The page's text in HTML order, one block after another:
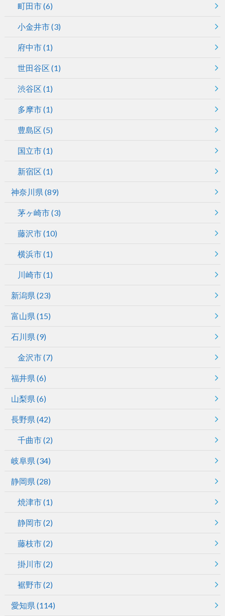
町田市(6)
小金井市(3)
府中市(1)
世田谷区 (1)
渋谷区 (1)
多摩市(1)
豊島区 (5)
国立市(1)
新宿区 (1)
神奈川県 (89)
茅ヶ崎市(3)
藤沢市(10)
横浜市(1)
川崎市(1)
新潟県 (23)
富山県 (15)
石川県 (9)
金沢市(7)
福井県 (6)
山梨県 (6)
長野県 (42)
千曲市(2)
岐阜県 (34)
静岡県 (28)
焼津市(1)
静岡市(2)
藤枝市(2)
掛川市(2)
裾野市(2)
愛知県 (114)